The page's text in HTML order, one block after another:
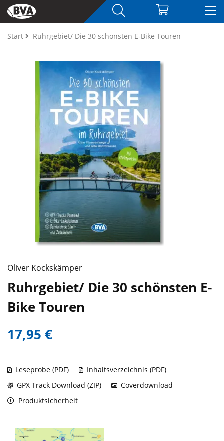
Start Ruhrgebiet/ Die 30 schönsten E-Bike Touren
Oliver Kockskämper
Ruhrgebiet/ Die 30 schönsten E-
Bike Touren
17,95 €
Leseprobe (PDF)
Inhaltsverzeichnis (PDF)
GPX Track Download (ZIP)
Coverdownload
Produktsicherheit